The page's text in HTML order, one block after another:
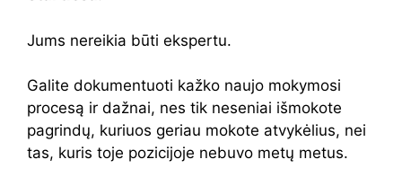
Jums nereikia būti ekspertu.
Galite dokumentuoti kažko naujo mokymosi
procesą ir dažnai, nes tik neseniai išmokote
pagrindų, kuriuos geriau mokote atvykėlius, nei
tas, kuris toje pozicijoje nebuvo metų metus.